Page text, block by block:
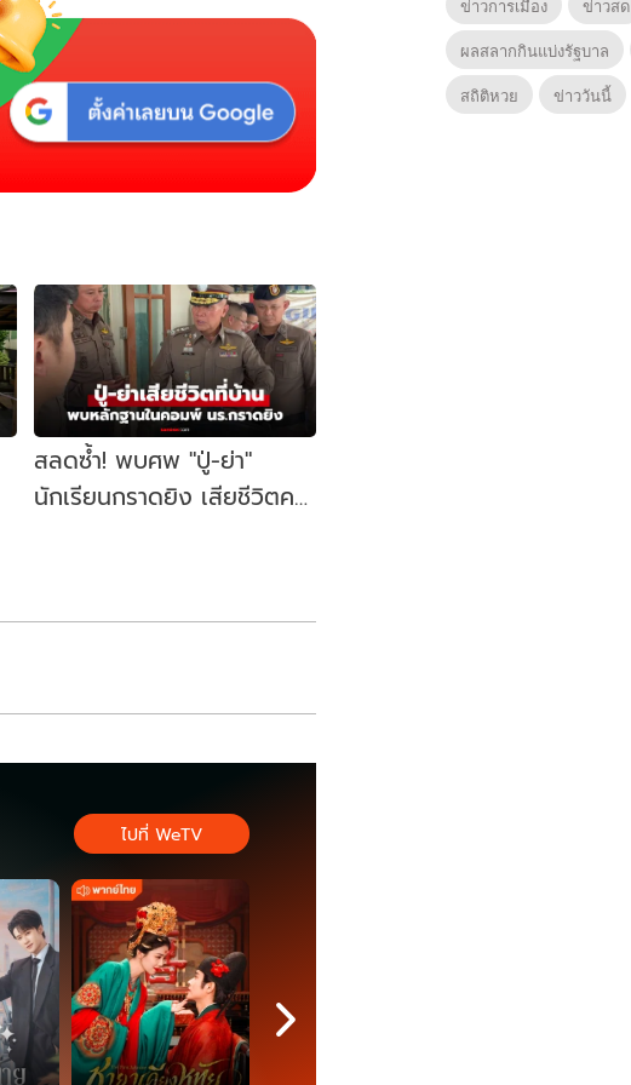
สลดซ้ำ! พบศพ "ปู่-ย่า"
นักเรียนกราดยิง เสียชีวิตคา
ไปที่ WeTV
ข่าวการเมือง
ข่าวสด
ผลสลากกินแบ่งรัฐบาล
สถิติหวย
ข่าววันนี้